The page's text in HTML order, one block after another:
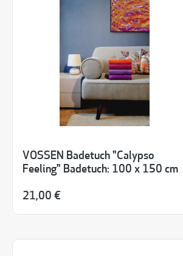
VOSSEN Badetuch "Calypso
Feeling" Badetuch: 100 x 150 cm
21,00 €